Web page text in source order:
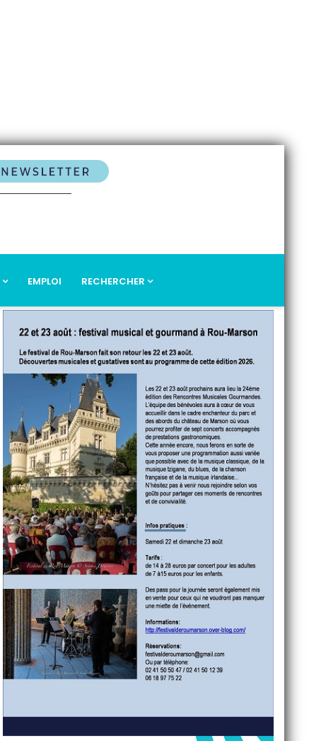
EMPLOI RECHERCHER